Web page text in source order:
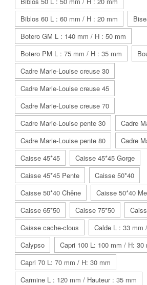
Biblos 60 L : 60 mm / H : 20 mm
Botero GM L : 140 mm / H : 50 mm
Botero PM L : 75 mm / H : 35 mm
Cadre Marie-Louise creuse 30
Cadre Marie-Louise creuse 45
Cadre Marie-Louise creuse 70
Cadre Marie-Louise pente 30
Cadre
Cadre Marie-Louise pente 80
Cadre
Caisse 45*45
Caisse 45*45 Gorge
Caisse 45*45 Pente
Caisse 50*40
Caisse 50*40 Chêne
Caisse 50*40
Caisse 65*50
Caisse 75*50
Caisse cache-clous
Calde L : 33 mm
Calypso
Capri 100 L: 100 mm / H: 30
Capri 70 L: 70 mm / H: 30 mm
Carmine L : 120 mm / Hauteur : 35 mm